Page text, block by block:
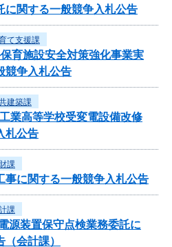
に関する一般競争入札公告
て支援課
育施設安全対策強化事業実
競争入札公告
建築課
業高等学校受変電設備改修
札公告
課
事に関する一般競争入札公告
課
源装置保守点検業務委託に
会計課）